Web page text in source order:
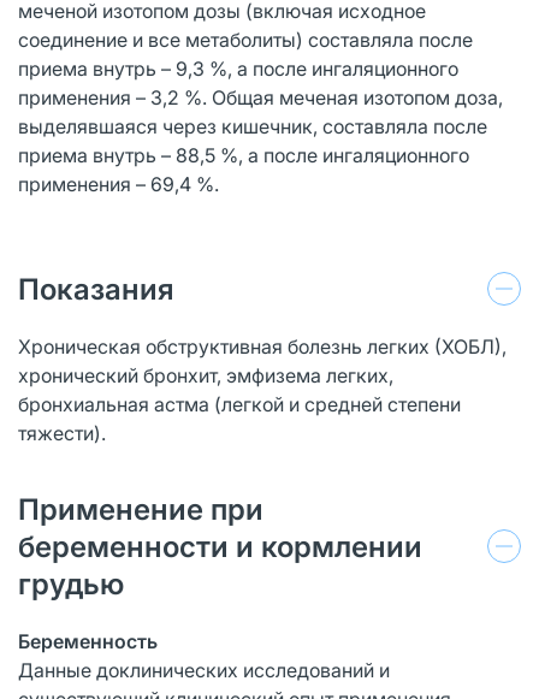
меченой изотопом дозы (включая исходное
соединение и все метаболиты) составляла после
приема внутрь – 9,3 %, а после ингаляционного
применения – 3,2 %. Общая меченая изотопом доза,
выделявшаяся через кишечник, составляла после
приема внутрь – 88,5 %, а после ингаляционного
применения – 69,4 %.
Показания
Хроническая обструктивная болезнь легких (ХОБЛ),
хронический бронхит, эмфизема легких,
бронхиальная астма (легкой и средней степени
тяжести).
Применение при
беременности и кормлении
грудью
Беременность
Данные доклинических исследований и